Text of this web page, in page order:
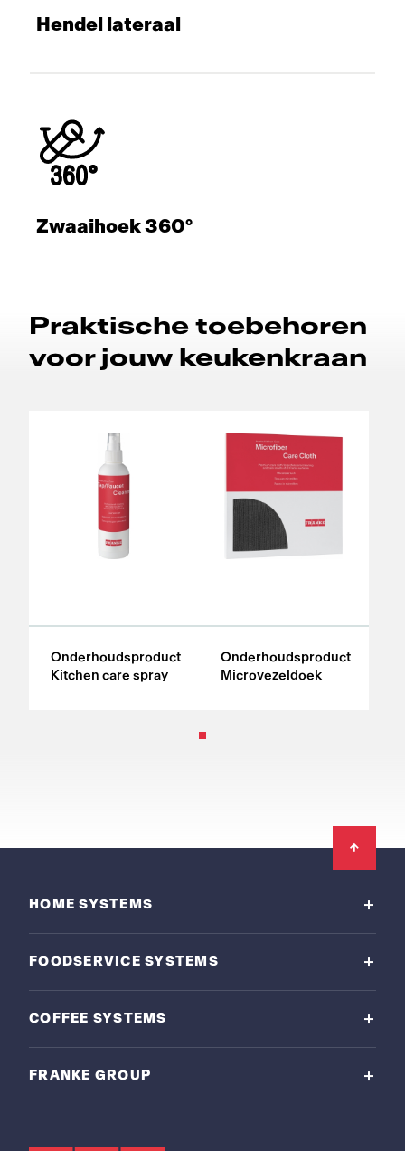
Hendel lateraal
Zwaaihoek 360°
Praktische toebehoren
voor jouw keukenkraan
Onderhoudsproduct
Kitchen care spray
Onderhoudsproduct
Microvezeldoek
HOME SYSTEMS
FOODSERVICE SYSTEMS
COFFEE SYSTEMS
FRANKE GROUP